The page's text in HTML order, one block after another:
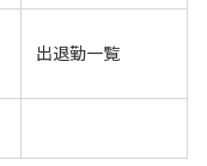
出退勤一覧